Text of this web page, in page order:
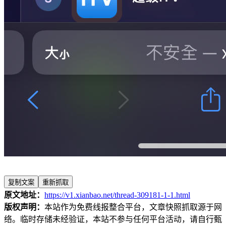
复制文案 重新抓取
原文地址： https://v1.xianbao.net/thread-309181-1-1.html
版权声明： 本站作为免费线报整合平台，文章快照抓取源于网
络。临时存储未经验证，本站不参与任何平台活动，请自行甄